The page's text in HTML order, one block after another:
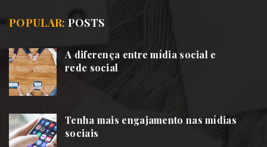
POPULAR: POSTS
A diferença entre mídia social e
rede social
Tenha mais engajamento nas mídias
sociais